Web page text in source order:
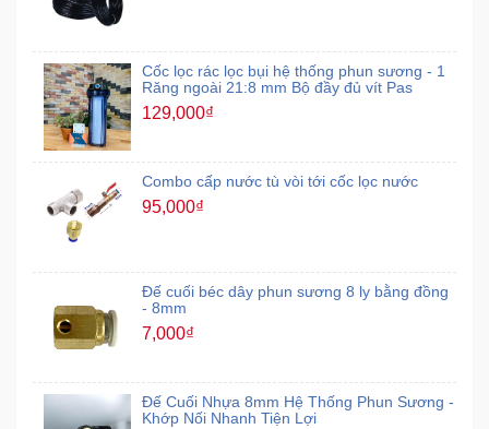
Cốc lọc rác lọc bụi hệ thống phun sương - 1
Răng ngoài 21:8 mm Bộ đầy đủ vít Pas
129,000₫
Combo cấp nước tù vòi tới cốc lọc nước
95,000₫
Đế cuối béc dây phun sương 8 ly bằng đồng
- 8mm
7,000₫
Đế Cuối Nhựa 8mm Hệ Thống Phun Sương -
Khớp Nối Nhanh Tiện Lợi